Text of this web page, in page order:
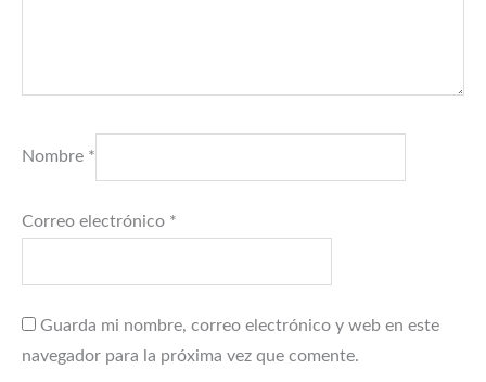
Nombre *
Correo electrónico *
Guarda mi nombre, correo electrónico y web en este
navegador para la próxima vez que comente.